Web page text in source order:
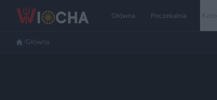
Główna Poczekalnia
Główna